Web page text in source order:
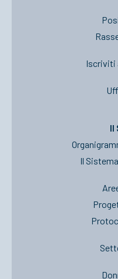
Iscriviti
Il
Il